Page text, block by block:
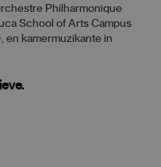
Philharmonique
School of Arts Campus
en kamermuzikante in